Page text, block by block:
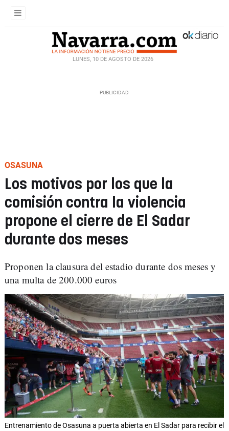
LUNES, 10 DE AGOSTO DE 2026
OSASUNA
Los motivos por los que la
comisión contra la violencia
propone el cierre de El Sadar
durante dos meses
Proponen la clausura del estadio durante dos meses y
una multa de 200.000 euros
Entrenamiento de Osasuna a puerta abierta en El Sadar para recibir el